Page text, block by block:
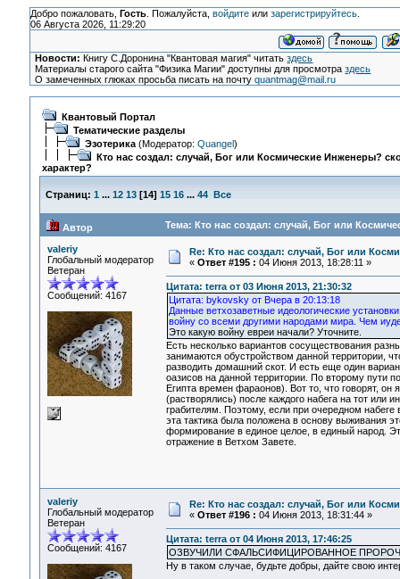
Добро пожаловать, Гость. Пожалуйста, войдитеили зарегистрируйтесь.
06 Августа 2026, 11:29:20
Новости: Книгу С.Доронина "Квантовая магия" читатьздесь
Материалы старого сайта "Физика Магии" доступны для просмотраздесь
О замеченных глюках просьба писать на почтуquantmag@mail.ru
Квантовый Портал
Тематические разделы
Эзотерика(Модератор: Quangel)
Кто нас создал: случай, Бог или Космические Инженеры?
характер?
Страниц: 1 ... 12 13[14] 15 16 ... 44 Все
Автор Тема: Кто нас создал: случай, Бог или
valeriy
Глобальный модератор
Ветеран
Сообщений: 4167
Re: Кто нас создал: случай, Бог или
« Ответ #195 : 04 Июня 2013, 18:28:11 »
Цитата: terra от 03 Июня 2013, 21:30:32
Цитата: bykovsky от Вчера в 20:13:18
Данные ветхозаветные идеологические
войну со всеми другими народами мира. Чем
Это какую войну евреи начали? Уточните.
Есть несколько вариантов сосуществования
занимаются обустройством данной территории,
разводить домашний скот. И есть еще один
оазисов на данной территории. По второму пути
Египта времен фараонов). Вот то, что говорят,
(растворялись) после каждого набега на тот или
грабителям. Поэтому, если при очередном набеге
эта тактика была положена в основу выживания
формирование в единое целое, в единый народ.
отражение в Ветхом Завете.
valeriy
Глобальный модератор
Ветеран
Сообщений: 4167
Re: Кто нас создал: случай, Бог или
« Ответ #196 : 04 Июня 2013, 18:31:44 »
Цитата: terra от 04 Июня 2013, 17:46:25
ОЗВУЧИЛИ СФАЛЬСИФИЦИРОВАННОЕ
Ну в таком случае, будьте добры, дайте свою